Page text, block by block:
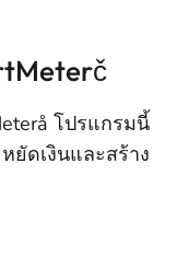
โปรแกรมนี้
ยัดเงินและสร้าง